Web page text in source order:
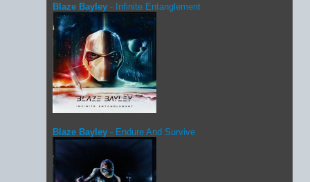
Blaze Bayley - Infinite Entanglement
Blaze Bayley - Endure And Survive